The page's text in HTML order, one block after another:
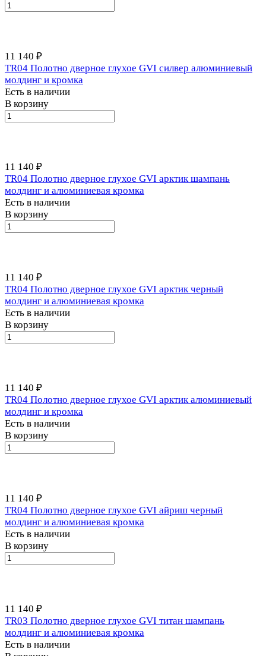
11 140 ₽
TR04 Полотно дверное глухое GVI силвер алюминиевый
молдинг и кромка
Есть в наличии
В корзину
11 140 ₽
TR04 Полотно дверное глухое GVI арктик шампань
молдинг и алюминиевая кромка
Есть в наличии
В корзину
11 140 ₽
TR04 Полотно дверное глухое GVI арктик черный
молдинг и алюминиевая кромка
Есть в наличии
В корзину
11 140 ₽
TR04 Полотно дверное глухое GVI арктик алюминиевый
молдинг и кромка
Есть в наличии
В корзину
11 140 ₽
TR04 Полотно дверное глухое GVI айриш черный
молдинг и алюминиевая кромка
Есть в наличии
В корзину
11 140 ₽
TR03 Полотно дверное глухое GVI титан шампань
молдинг и алюминиевая кромка
Есть в наличии